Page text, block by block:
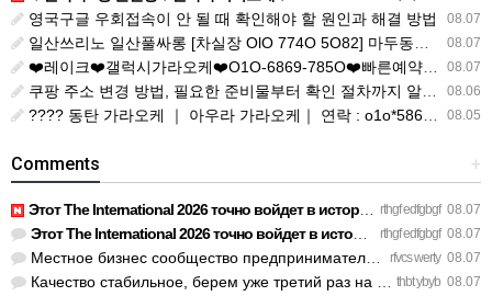
08.07
영국구글 우회접속이 안 될 때 확인해야 할 원인과 해결 방법
08.07
일산쓰리노 일산풀싸롱 [차실장 OlO 774O 5O82] 마두동쓰리노 주엽동쓰리노 이용 전 꼭 살펴볼 Q&A 모음 일산셔츠룸 일산룸싸롱 일산풀싸롱 일산3NO 일산유흥 화정동쓰리노 행신동쓰리노 대화동쓰??
08.07
❤️레이크❤️갤럭시가라오케❤️O1O-6869-785O❤️빠른예약❤️ ｜ ❤️010-6869-7850❤️텔레 soo588❤️깨깨오톡 soo588❤️ ｜ https://galaxykaraoke01.clickn.co.kr/main ｜ https://blog.naver.com/galaxykaraoke-/2243704
08.06
쿠팡 주소 변경 방법, 필요한 준비물부터 확인 절차까지 알아보기
08.05
???? 동탄 가라오케 ｜ 아우라 가라오케｜ 연락 : o1o*5863*5343 ☎️ ｜ 5343aa
+
Comments
rthgf edfgbgf 08.07
Этот The International 2026 точно войдет в историю киберспор…
rthgf edfgbgf 08.07
Этот The International 2026 точно войдет в историю киберспор…
rfvcs werty 08.07
Местное бизнес сообщество предпринимателей в Санкт-Петербург…
thbt ybyb 08.07
Качество стабильное, берем уже третий раз на планерки. https…